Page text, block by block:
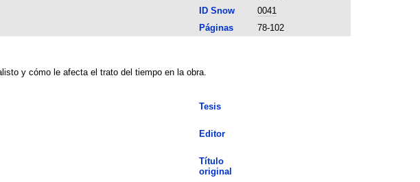
ID Snow
0041
Páginas
78-102
y cómo le afecta el trato del tiempo en la obra.
Tesis
Editor
Título
original